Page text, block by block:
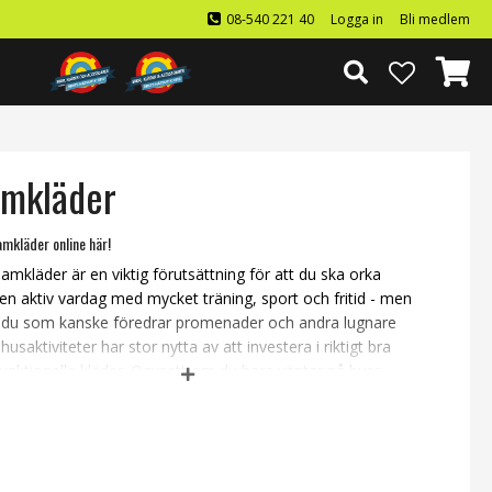
08-540 221 40 Logga in Bli medlem
online här!
är en viktig förutsättning för att du ska orka
aktiv vardag med mycket träning, sport och fritid - men
som kanske föredrar promenader och andra lugnare
har stor nytta av att investera i riktigt bra
kläder. Oavsett om du bara väntar på buss